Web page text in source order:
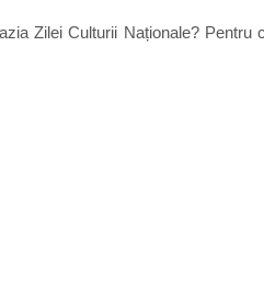
Zilei Culturii Naționale? Pentru